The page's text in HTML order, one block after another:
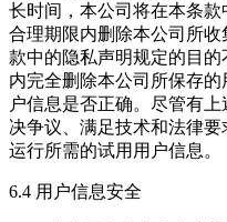
长时间，本公司将在本条
合理期限内删除本公司所
款中的隐私声明规定的目
内完全删除本公司所保存
户信息是否正确。尽管有
决争议、满足技术和法律
运行所需的试用用户信息。
6.4 用户信息安全